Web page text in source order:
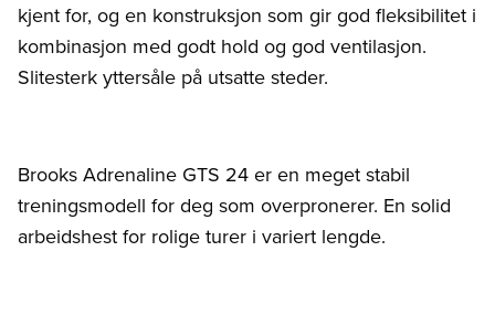
kjent for, og en konstruksjon som gir god fleksibilitet i
kombinasjon med godt hold og god ventilasjon.
Slitesterk yttersåle på utsatte steder.
Brooks Adrenaline GTS 24 er en meget stabil
treningsmodell for deg som overpronerer. En solid
arbeidshest for rolige turer i variert lengde.